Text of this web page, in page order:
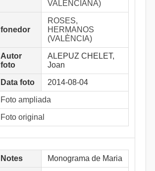
VALENCIANA)
fonedor
ROSES,
HERMANOS
(VALÈNCIA)
Autor
foto
ALEPUZ CHELET,
Joan
Data foto 2014-08-04
Foto ampliada
Foto original
Notes Monograma de Maria